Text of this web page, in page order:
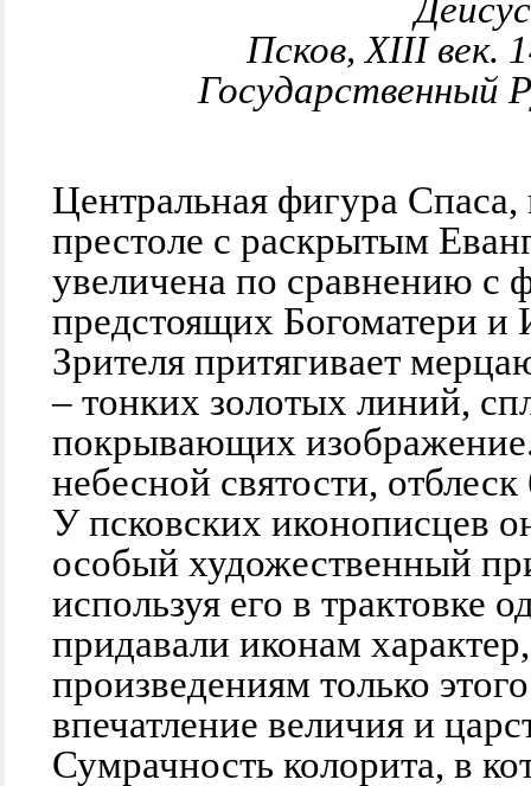
Деисус
Псков, XIII век.
Государственный
Центральная фигура
престоле с раскрытым
увеличена по сравнению с
предстоящих Богоматери и
Зрителя притягивает
– тонких золотых линий,
покрывающих
небесной святости,
У псковских иконописцев
особый художественный
используя его в трактовке
придавали иконам
произведениям только
впечатление величия и
Сумрачность колорита, в